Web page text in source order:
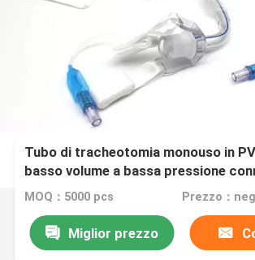
Tubo di tracheotomia monouso in
basso volume a bassa pressione
standard ISO punta rotonda liscia
MOQ：5000 pcs Prezzo：
Miglior prezzo